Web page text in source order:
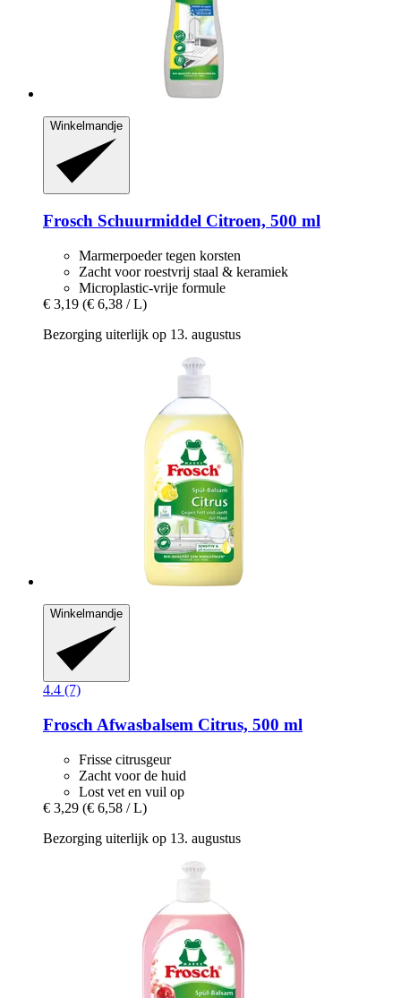
Winkelmandje
Frosch Schuurmiddel Citroen, 500 ml
Marmerpoeder tegen korsten
Zacht voor roestvrij staal & keramiek
Microplastic-vrije formule
€ 3,19 (€ 6,38 / L)
Bezorging uiterlijk op 13. augustus
Winkelmandje
4.4 (7)
Frosch Afwasbalsem Citrus, 500 ml
Frisse citrusgeur
Zacht voor de huid
Lost vet en vuil op
€ 3,29 (€ 6,58 / L)
Bezorging uiterlijk op 13. augustus